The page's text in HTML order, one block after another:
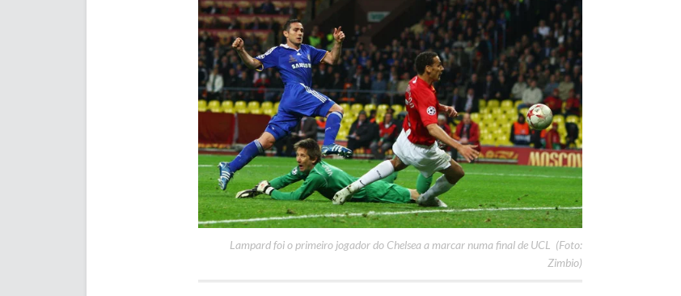
Lampard foi o primeiro jogador do Chelsea a marcar numa final de UCL (Foto:
Zimbio)